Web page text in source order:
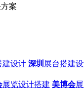
案
建设计 深圳 展台搭建
展览设计搭建 美博会